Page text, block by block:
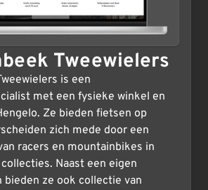
Tweewielers
is een
met een fysieke winkel en
Ze bieden fietsen op
zich mede door een
racers en mountainbikes in
Naast een eigen
ze ook collectie van